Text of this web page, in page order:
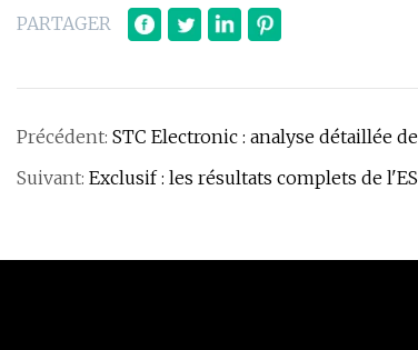
PARTAGER
Précédent: STC Electronic : analyse détaillée
Suivant: Exclusif : les résultats complets de